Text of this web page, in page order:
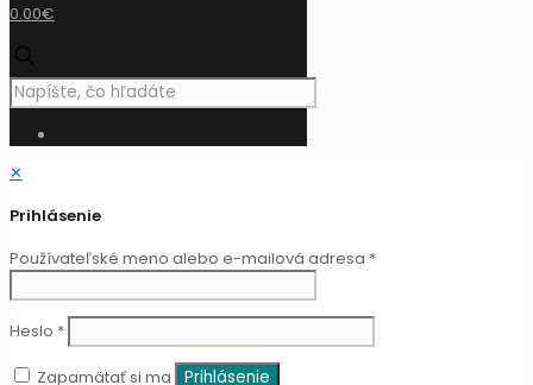
0.00€
✕
Prihlásenie
Používateľské meno alebo e-mailová adresa *
Heslo *
Zapamätať si ma Prihlásenie